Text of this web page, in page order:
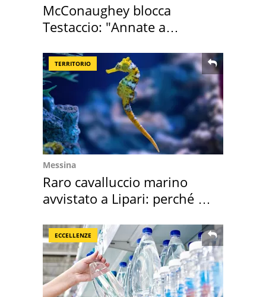
McConaughey blocca
Testaccio: "Annate a
TERRITORIO
Messina
Raro cavalluccio marino
avvistato a Lipari: perché è
ECCELLENZE